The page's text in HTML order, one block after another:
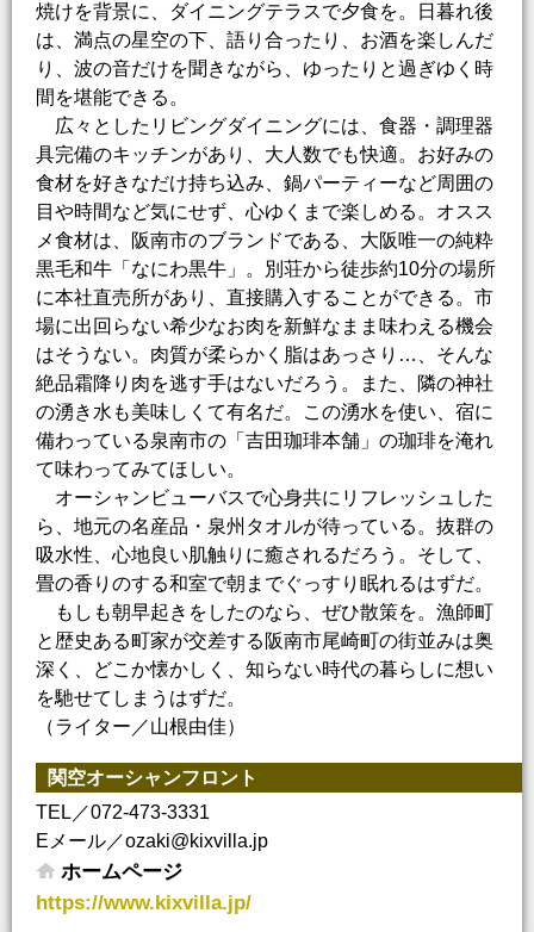
焼けを背景に、ダイニングテラスで夕食を。日暮れ後
は、満点の星空の下、語り合ったり、お酒を楽しんだ
り、波の音だけを聞きながら、ゆったりと過ぎゆく時
間を堪能できる。
広々としたリビングダイニングには、食器・調理器
具完備のキッチンがあり、大人数でも快適。お好みの
食材を好きなだけ持ち込み、鍋パーティーなど周囲の
目や時間など気にせず、心ゆくまで楽しめる。オスス
メ食材は、阪南市のブランドである、大阪唯一の純粋
黒毛和牛「なにわ黒牛」。別荘から徒歩約10分の場所
に本社直売所があり、直接購入することができる。市
場に出回らない希少なお肉を新鮮なまま味わえる機会
はそうない。肉質が柔らかく脂はあっさり…、そんな
絶品霜降り肉を逃す手はないだろう。また、隣の神社
の湧き水も美味しくて有名だ。この湧水を使い、宿に
備わっている泉南市の「吉田珈琲本舗」の珈琲を淹れ
て味わってみてほしい。
オーシャンビューバスで心身共にリフレッシュした
ら、地元の名産品・泉州タオルが待っている。抜群の
吸水性、心地良い肌触りに癒されるだろう。そして、
畳の香りのする和室で朝までぐっすり眠れるはずだ。
もしも朝早起きをしたのなら、ぜひ散策を。漁師町
と歴史ある町家が交差する阪南市尾崎町の街並みは奥
深く、どこか懐かしく、知らない時代の暮らしに想い
を馳せてしまうはずだ。
（ライター／山根由佳）
関空オーシャンフロント
TEL／072-473-3331
Eメール／ozaki@kixvilla.jp
ホームページ
https://www.kixvilla.jp/